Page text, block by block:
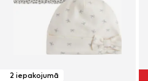
2 iepakojumā